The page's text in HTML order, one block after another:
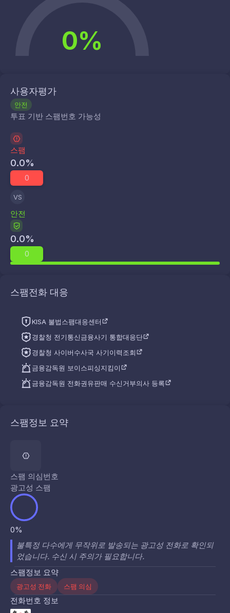
0%
사용자평가
안전
투표 기반 스팸번호 가능성
스팸
0.0%
0
VS
안전
0.0%
0
스팸전화 대응
KISA 불법스팸대응센터
경찰청 전기통신금융사기 통합대응단
경찰청 사이버수사국 사기이력조회
금융감독원 보이스피싱지킴이
금융감독원 전화권유판매 수신거부의사 등록
스팸정보 요약
스팸 의심번호
광고성 스팸
0%
불특정 다수에게 무작위로 발송되는 광고성 전화로 확인되
었습니다. 수신 시 주의가 필요합니다.
스팸정보 요약
광고성 전화 스팸 의심
전화번호 정보